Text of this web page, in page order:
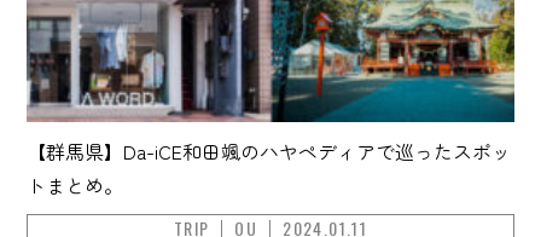
【群馬県】Da-iCE和田颯のハヤペディアで巡ったスポッ
トまとめ。
TRIP OU 2024.01.11